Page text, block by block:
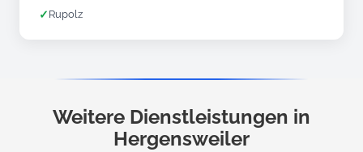
✓ Rupolz
Weitere Dienstleistungen in
Hergensweiler